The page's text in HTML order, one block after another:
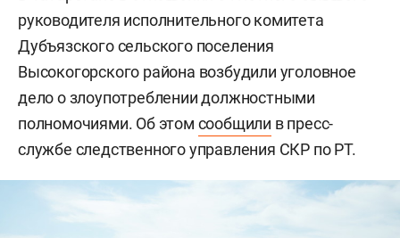
руководителя исполнительного комитета
Дубъязского сельского поселения
Высокогорского района возбудили уголовное
дело о злоупотреблении должностными
полномочиями. Об этом сообщили в пресс-
службе следственного управления СКР по РТ.